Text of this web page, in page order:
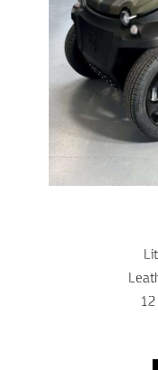
Previo
us